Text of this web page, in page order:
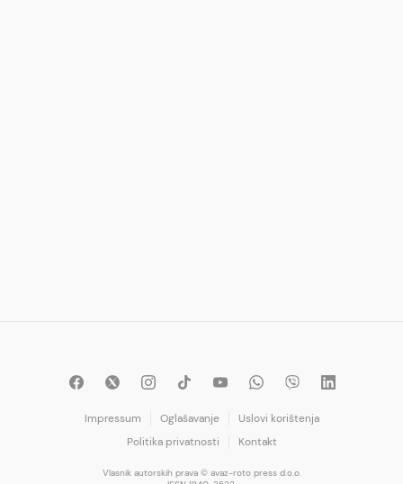
Impressum Oglašavanje
Uslovi korištenja
Politika privatnosti
Kontakt
Vlasnik autorskih prava © avaz-roto press d.o.o.